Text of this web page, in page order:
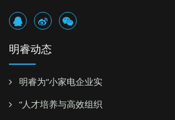
明睿动态
明睿为“小家电企业实
“人才培养与高效组织